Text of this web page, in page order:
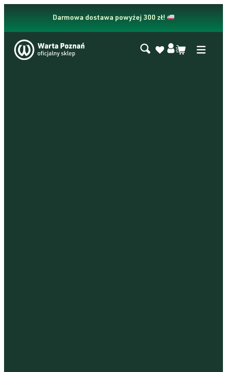
Darmowa dostawa powyżej 300 zł!